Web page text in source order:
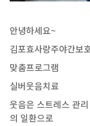
안녕하세요~
김포효사랑주야간보
맞춤프로그램
실버웃음치료
웃음은 스트레스 관
의 일환으로